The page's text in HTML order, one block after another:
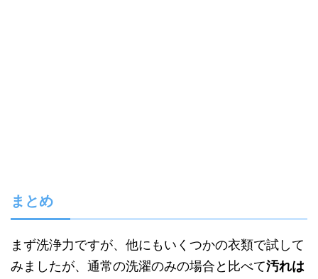
まとめ
まず洗浄力ですが、他にもいくつかの衣類で試して
みましたが、通常の洗濯のみの場合と比べて汚れは